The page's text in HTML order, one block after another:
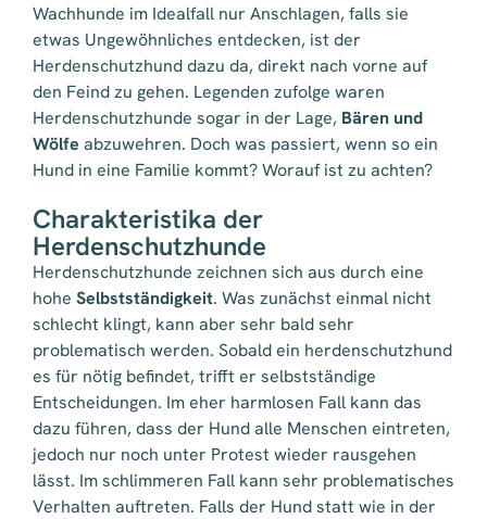
Wachhunde im Idealfall nur Anschlagen, falls sie
etwas Ungewöhnliches entdecken, ist der
Herdenschutzhund dazu da, direkt nach vorne auf
den Feind zu gehen. Legenden zufolge waren
Herdenschutzhunde sogar in der Lage, Bären und
Wölfe abzuwehren. Doch was passiert, wenn so ein
Hund in eine Familie kommt? Worauf ist zu achten?
Charakteristika der
Herdenschutzhunde
Herdenschutzhunde zeichnen sich aus durch eine
hohe Selbstständigkeit. Was zunächst einmal nicht
schlecht klingt, kann aber sehr bald sehr
problematisch werden. Sobald ein herdenschutzhund
es für nötig befindet, trifft er selbstständige
Entscheidungen. Im eher harmlosen Fall kann das
dazu führen, dass der Hund alle Menschen eintreten,
jedoch nur noch unter Protest wieder rausgehen
lässt. Im schlimmeren Fall kann sehr problematisches
Verhalten auftreten. Falls der Hund statt wie in der